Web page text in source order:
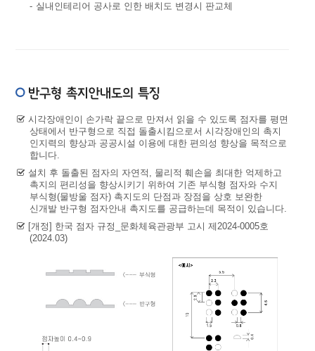
- 실내인테리어 공사로 인한 배치도 변경시 판교체
반구형 촉지안내도의 특징
시각장애인이 손가락 끝으로 만져서 읽을 수 있도록 점자를 평면
상태에서 반구형으로 직접 돌출시킴으로서 시각장애인의 촉지
인지력의 향상과 공공시설 이용에 대한 편의성 향상을 목적으로
합니다.
설치 후 돌출된 점자의 자연적, 물리적 훼손을 최대한 억제하고
촉지의 편리성을 향상시키기 위하여 기존 부식형 점자와 수지
부식형(물방울 점자) 촉지도의 단점과 장점을 상호 보완한
신개발 반구형 점자안내 촉지도를 공급하는데 목적이 있습니다.
[개정] 한국 점자 규정_문화체육관광부 고시 제2024-0005호
(2024.03)